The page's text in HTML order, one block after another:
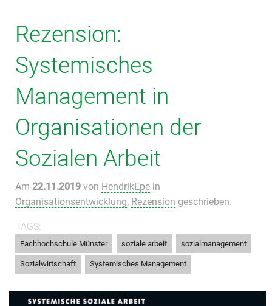
Rezension:
Systemisches
Management in
Organisationen der
Sozialen Arbeit
Am 22.11.2019 von HendrikEpe in
Organisationsentwicklung, Rezension geschrieben.
TAGS:
Fachhochschule Münster soziale arbeit sozialmanagement
Sozialwirtschaft Systemisches Management